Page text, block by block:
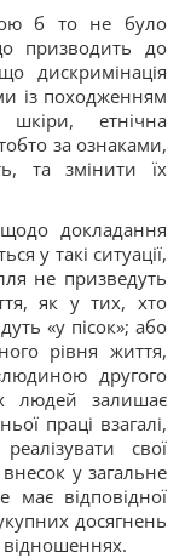
б то не було
призводить до
дискримінація
із походженням
етнічна
за ознаками,
та змінити їх
докладання
у такі ситуації,
не призведуть
як у тих, хто
«у пісок»; або
рівня життя,
другого
людей залишає
праці взагалі,
свої
у загальне
відповідної
досягнень
відношеннях.